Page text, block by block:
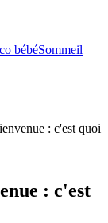
bébéSommeil
: c'est quoi
: c'est